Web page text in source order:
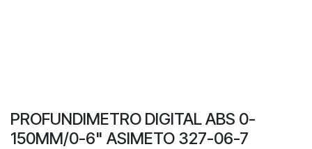
PROFUNDIMETRO DIGITAL ABS 0-
150MM/0-6" ASIMETO 327-06-7